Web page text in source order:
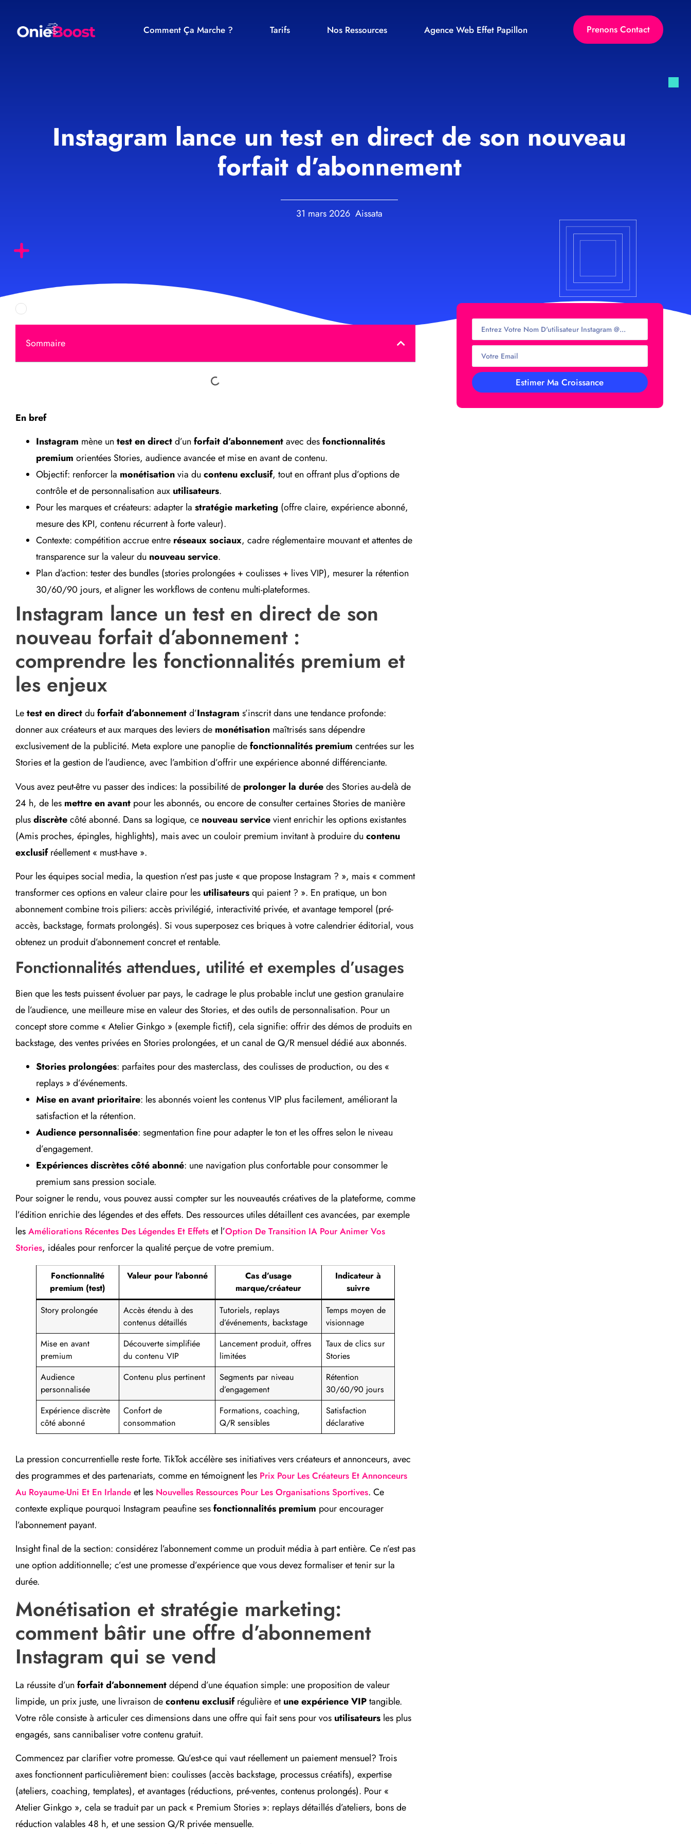
Comment Ça Marche ? Tarifs Nos Ressources Agence Web Effet Papillon Prenons Contact
Instagram lance un test en direct de son nouveau
forfait d’abonnement
31 mars 2026 Aissata
Sommaire
En bref
Instagram mène un test en directd’un forfait d’abonnementavec desfonctionnalités
premium orientées Stories, audience avancée et mise en avant de contenu.
Objectif: renforcer la monétisationvia du contenu exclusif, tout en offrant plus d’options de
contrôle et de personnalisation aux utilisateurs.
Pour les marques et créateurs: adapter la stratégie marketing (offre claire, expérience abonné,
mesure des KPI, contenu récurrent à forte valeur).
Contexte: compétition accrue entre réseaux sociaux, cadre réglementaire mouvant et attentes de
transparence sur la valeur du nouveau service.
Plan d’action: tester des bundles (stories prolongées + coulisses + lives VIP), mesurer la rétention
30/60/90 jours, et aligner les workflows de contenu multi-plateformes.
Instagram lance un test en direct de son
nouveau forfait d’abonnement :
comprendre les fonctionnalités premium et
les enjeux
Letest en directdu forfait d’abonnementd’Instagram s’inscrit dans une tendance profonde:
donner aux créateurs et aux marques des leviers de monétisation maîtrisés sans dépendre
exclusivement de la publicité. Meta explore une panoplie defonctionnalités premium centrées sur les
Stories et la gestion de l’audience, avec l’ambition d’offrir une expérience abonné différenciante.
Vous avez peut-être vu passer des indices: la possibilité de prolonger la duréedes Stories au-delà de
24 h, de les mettre en avant pour les abonnés, ou encore de consulter certaines Stories de manière
plusdiscrètecôté abonné. Dans sa logique, ce nouveau servicevient enrichir les options existantes
(Amis proches, épingles, highlights), mais avec un couloir premium invitant à produire du contenu
exclusifréellement « must-have ».
Pour les équipes social media, la question n’est pas juste « que propose Instagram ? », mais « comment
transformer ces options en valeur claire pour les utilisateursqui paient ? ». En pratique, un bon
abonnement combine trois piliers: accès privilégié, interactivité privée, et avantage temporel (pré-
accès, backstage, formats prolongés). Si vous superposez ces briques à votre calendrier éditorial, vous
obtenez un produit d’abonnement concret et rentable.
Fonctionnalités attendues, utilité et exemples d’usages
Bien que les tests puissent évoluer par pays, le cadrage le plus probable inclut une gestion granulaire
de l’audience, une meilleure mise en valeur des Stories, et des outils de personnalisation. Pour un
concept store comme « Atelier Ginkgo » (exemple fictif), cela signifie: offrir des démos de produits en
backstage, des ventes privées en Stories prolongées, et un canal de Q/R mensuel dédié aux abonnés.
Stories prolongées: parfaites pour des masterclass, des coulisses de production, ou des «
replays » d’événements.
Mise en avant prioritaire: les abonnés voient les contenus VIP plus facilement, améliorant la
satisfaction et la rétention.
Audience personnalisée: segmentation fine pour adapter le ton et les offres selon le niveau
d’engagement.
Expériences discrètes côté abonné: une navigation plus confortable pour consommer le
premium sans pression sociale.
Pour soigner le rendu, vous pouvez aussi compter sur les nouveautés créatives de la plateforme, comme
l’édition enrichie des légendes et des effets. Des ressources utiles détaillent ces avancées, par exemple
les Améliorations Récentes Des Légendes Et Effets et l’Option De Transition IA Pour Animer Vos
Stories, idéales pour renforcer la qualité perçue de votre premium.
Fonctionnalité
premium (test)
Valeur pour l’abonné
Cas d’usage
marque/créateur
Indicateur à
suivre
Story prolongée
Accès étendu à des
contenus détaillés
Tutoriels, replays
d’événements, backstage
Temps moyen de
visionnage
Mise en avant
premium
Découverte simplifiée
du contenu VIP
Lancement produit, offres
limitées
Taux de clics sur
Stories
Audience
personnalisée
Contenu plus pertinent
Segments par niveau
d’engagement
Rétention
30/60/90 jours
Expérience discrète
côté abonné
Confort de
consommation
Formations, coaching,
Q/R sensibles
Satisfaction
déclarative
La pression concurrentielle reste forte. TikTok accélère ses initiatives vers créateurs et annonceurs, avec
des programmes et des partenariats, comme en témoignent les Prix Pour Les Créateurs Et Annonceurs
Au Royaume-Uni Et En Irlande et les Nouvelles Ressources Pour Les Organisations Sportives. Ce
contexte explique pourquoi Instagram peaufine sesfonctionnalités premium pour encourager
l’abonnement payant.
Insight final de la section: considérez l’abonnement comme un produit média à part entière. Ce n’est pas
une option additionnelle; c’est une promesse d’expérience que vous devez formaliser et tenir sur la
durée.
Monétisation et stratégie marketing:
comment bâtir une offre d’abonnement
Instagram qui se vend
La réussite d’un forfait d’abonnementdépend d’une équation simple: une proposition de valeur
limpide, un prix juste, une livraison decontenu exclusifrégulière etune expérience VIPtangible.
Votre rôle consiste à articuler ces dimensions dans une offre qui fait sens pour vos utilisateurs les plus
engagés, sans cannibaliser votre contenu gratuit.
Commencez par clarifier votre promesse. Qu’est-ce qui vaut réellement un paiement mensuel? Trois
axes fonctionnent particulièrement bien: coulisses (accès backstage, processus créatifs), expertise
(ateliers, coaching, templates), et avantages (réductions, pré-ventes, contenus prolongés). Pour «
Atelier Ginkgo », cela se traduit par un pack « Premium Stories »: replays détaillés d’ateliers, bons de
réduction valables 48 h, et une session Q/R privée mensuelle.
Estimer Ma Croissance